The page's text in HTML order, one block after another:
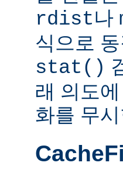
rdist나
식으로
stat()
래 의도
화를 무